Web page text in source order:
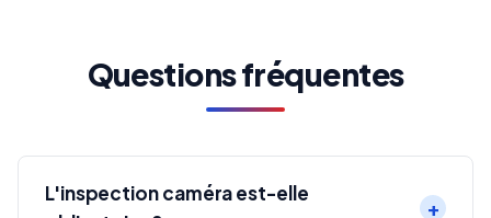
Questions fréquentes
L'inspection caméra est-elle